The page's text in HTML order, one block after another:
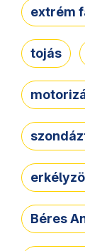
extrém
tojás
Béres